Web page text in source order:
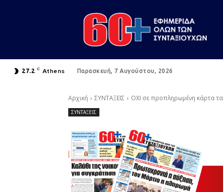
27.2 C Athens Παρασκευή, 7 Αυγούστου, 2026
Αρχική ΣΥΝΤΑΞΕΙΣ ΟΧΙ σε προπληρωμένη κάρτα
ΣΥΝΤΑΞΕΙΣ